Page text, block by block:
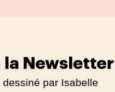
la Newsletter
par Isabelle